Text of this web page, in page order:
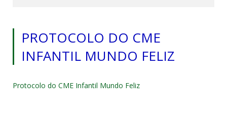
PROTOCOLO DO CME
INFANTIL MUNDO FELIZ
Protocolo do CME Infantil Mundo Feliz